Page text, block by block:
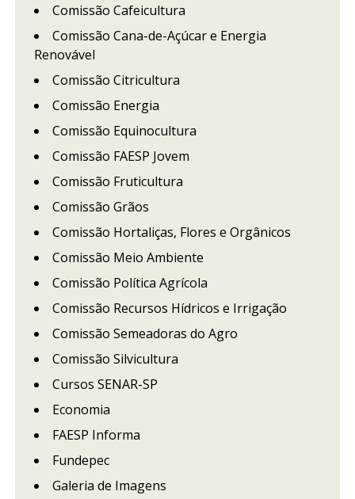
Comissão Cafeicultura
Comissão Cana-de-Açúcar e Energia
Renovável
Comissão Citricultura
Comissão Energia
Comissão Equinocultura
Comissão FAESP Jovem
Comissão Fruticultura
Comissão Grãos
Comissão Hortaliças, Flores e Orgânicos
Comissão Meio Ambiente
Comissão Política Agrícola
Comissão Recursos Hídricos e Irrigação
Comissão Semeadoras do Agro
Comissão Silvicultura
Cursos SENAR-SP
Economia
FAESP Informa
Fundepec
Galeria de Imagens